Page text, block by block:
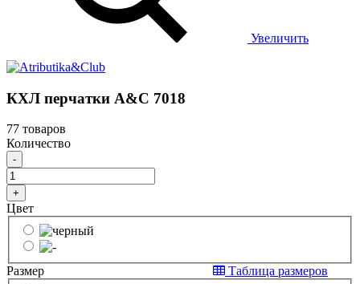
Увеличить
КХЛ перчатки A&C 7018
77 товаров
Количество
-
+
Цвет
Размер
Таблица размеров